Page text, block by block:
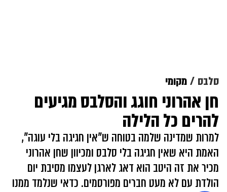
סלבס מקומי
חן אהרוני חוגג והסלבס מגיעים
להרים כל הלילה
למרות שמדינה שלמה בטוחה ש"אין חגיגה בלי עוגה",
האמת היא שאין חגיגה בלי סלבס ומכיוון שחן אהרוני
מכיר את זה היטב הוא דאג לארגן לעצמו מסיבת יום
הולדת עם לא מעט חברים מפורסמים. כדאי שנלמד ממנו